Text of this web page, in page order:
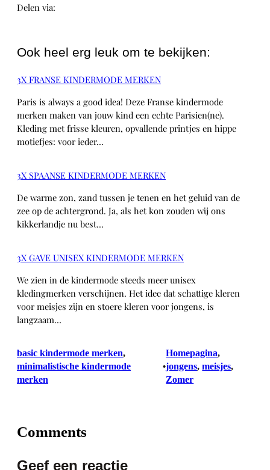
Delen via:
Ook heel erg leuk om te bekijken:
3X FRANSE KINDERMODE MERKEN
Paris is always a good idea! Deze Franse kindermode
merken maken van jouw kind een echte Parisien(ne).
Kleding met frisse kleuren, opvallende printjes en hippe
motiefjes: voor ieder…
3X SPAANSE KINDERMODE MERKEN
De warme zon, zand tussen je tenen en het geluid van de
zee op de achtergrond. Ja, als het kon zouden wij ons
kikkerlandje nu best…
3X GAVE UNISEX KINDERMODE MERKEN
We zien in de kindermode steeds meer unisex
kledingmerken verschijnen. Het idee dat schattige kleren
voor meisjes zijn en stoere kleren voor jongens, is
langzaam…
basic kindermode merken
minimalistische kindermode
merken
•
Homepagina
jongens, meisjes
Zomer
Comments
Geef een reactie